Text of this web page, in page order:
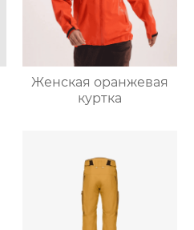
Женская оранжевая
куртка